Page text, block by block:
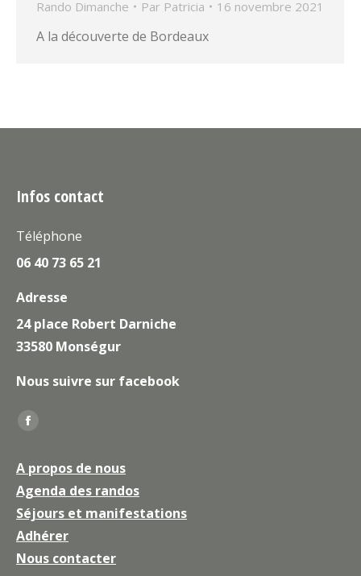
Rando Dimanche Par Patricia 16 novembre 2021
A la découverte de Bordeaux
Infos contact
Téléphone
06 40 73 65 21
Adresse
24 place Robert Darniche
33580 Monségur
Nous suivre sur facebook
Trouvez nous sur :
La
Facebook
s'ouvre
dans
une
nouvelle
A propos de nous
Agenda des randos
Séjours et manifestations
Adhérer
Nous contacter